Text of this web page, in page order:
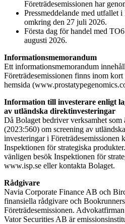
Företrädesemissionen har
Pressmeddelande med utfallet i
omkring den 27 juli 2026.
Första dag för handel med
augusti 2026.
Informationsmemorandum
Ett informationsmemorandum
Företrädesemissionen finns inom
hemsida
Information till investerare enligt
av utländska direktinvesteringar
Då Bolaget bedriver verksamhet som
(2023:560) om screening av
investeringar i Företrädesemissionen
Inspektionen för strategiska
vänligen besök Inspektionen för
www.isp.se eller kontakta Bolaget.
Rådgivare
Navia Corporate Finance AB och
finansiella rådgivare och
Företrädesemissionen.
Vator Securities AB är